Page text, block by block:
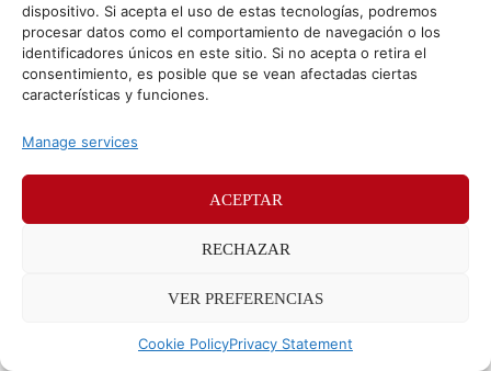
dispositivo. Si acepta el uso de estas tecnologías, podremos
procesar datos como el comportamiento de navegación o los
identificadores únicos en este sitio. Si no acepta o retira el
consentimiento, es posible que se vean afectadas ciertas
características y funciones.
Manage services
ACEPTAR
RECHAZAR
VER PREFERENCIAS
Cookie PolicyPrivacy Statement
© Sr. Potato 2026
Políticas de privacidad
Méndez Álvaro 24, 28045 Madrid. Teléfono